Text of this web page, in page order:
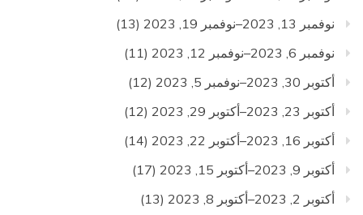
نوفمبر 13, 2023–نوفمبر 19, 2023
(13)
نوفمبر 6, 2023–نوفمبر 12, 2023
(11)
أكتوبر 30, 2023–نوفمبر 5, 2023
(12)
أكتوبر 23, 2023–أكتوبر 29, 2023
(12)
أكتوبر 16, 2023–أكتوبر 22, 2023
(14)
أكتوبر 9, 2023–أكتوبر 15, 2023
(17)
أكتوبر 2, 2023–أكتوبر 8, 2023
(13)